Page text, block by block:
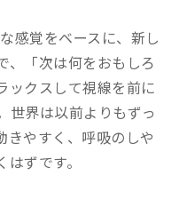
感覚をベースに、新し
、「次は何をおもしろ
ックスして視線を前に
世界は以前よりもずっ
きやすく、呼吸のしや
ずです。